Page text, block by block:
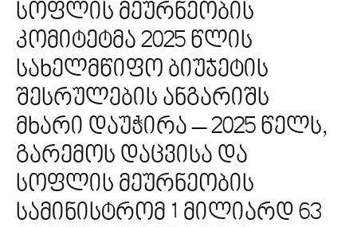
სოფლის მეურნეობის
კომიტეტმა 2025 წლის
სახელმწიფო ბიუჯეტის
შესრულების ანგარიშს
მხარი დაუჭირა – 2025 წელს,
გარემოს დაცვისა და
სოფლის მეურნეობის
სამინისტრომ 1 მილიარდ 63